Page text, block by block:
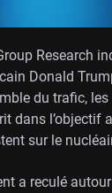
Research
Donald
du trafic,
dans l’objectif
sur le
a reculé